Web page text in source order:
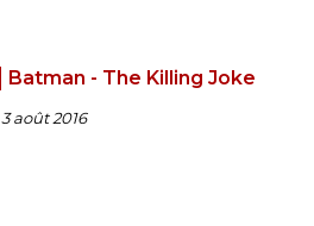
Batman - The Killing Joke
3 août 2016